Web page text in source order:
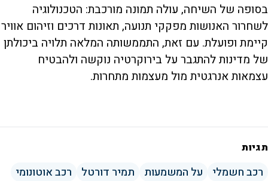
בסופה של השיחה, עולה תמונה מורכבת: הטכנולוגיה
לשחרור האנושות מפקקי תנועה, תאונות דרכים וזיהום אוויר
קיימת ופועלת. עם זאת, התממשותה המלאה תלויה ביכולתן
של מדינות להתגבר על בירוקרטיה נוקשה ולהבטיח
עצמאות אנרגטית מול מעצמות מתחרות.
תגיות
רכב חשמלי על המשמעות תמיר דורטל
רכב אוטונומי